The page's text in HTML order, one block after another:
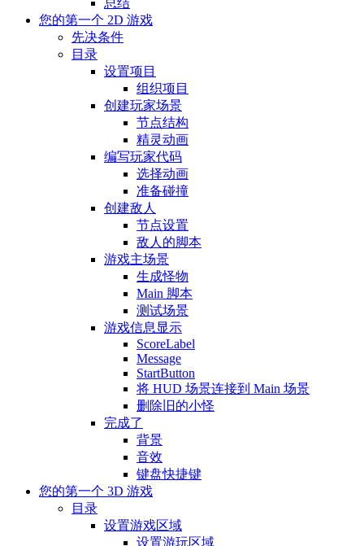
总结
您的第一个 2D 游戏
先决条件
目录
设置项目
组织项目
创建玩家场景
节点结构
精灵动画
编写玩家代码
选择动画
准备碰撞
创建敌人
节点设置
敌人的脚本
游戏主场景
生成怪物
Main 脚本
测试场景
游戏信息显示
ScoreLabel
Message
StartButton
将 HUD 场景连接到 Main 场景
删除旧的小怪
完成了
背景
音效
键盘快捷键
您的第一个 3D 游戏
目录
设置游戏区域
设置游玩区域